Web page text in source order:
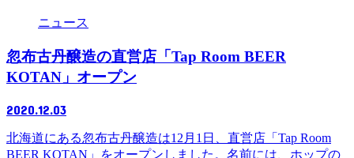
ニュース
忽布古丹醸造の直営店「Tap Room BEER
KOTAN」オープン
2020.12.03
北海道にある忽布古丹醸造は12月1日、直営店「Tap Room
BEER KOTAN」をオープンしました。名前には、ホップの